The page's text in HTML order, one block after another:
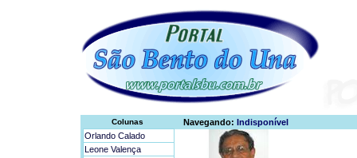
Colunas
Orlando Calado
Leone Valença
Navegando: Indisponível